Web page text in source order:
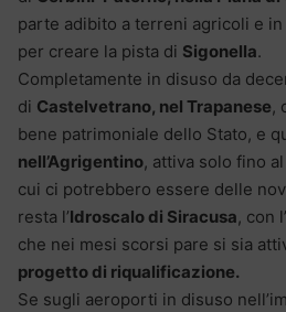
parte adibito a terreni agricoli e
per creare la pista di Sigonella.
Completamente in disuso da
di Castelvetrano, nel Trapanese,
bene patrimoniale dello Stato, e
nell’Agrigentino, attiva solo fino al
cui ci potrebbero essere delle
resta l’Idroscalo di Siracusa, con l’
che nei mesi scorsi pare si sia
progetto di riqualificazione.
Se sugli aeroporti in disuso